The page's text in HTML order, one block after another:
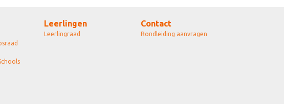
Leerlingen
Leerlingraad
Contact
Rondleiding aanvragen